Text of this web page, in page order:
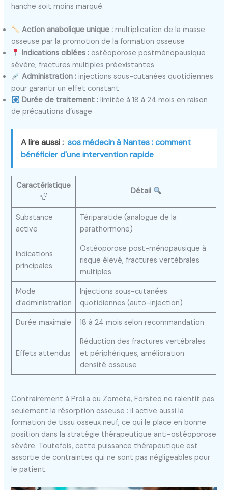
hanche soit moins marqué.
Action anabolique unique : multiplication de la masse
osseuse par la promotion de la formation osseuse
Indications ciblées : ostéoporose postménopausique
sévère, fractures multiples préexistantes
Administration : injections sous-cutanées quotidiennes
pour garantir un effet constant
Durée de traitement : limitée à 18 à 24 mois en raison
de précautions d’usage
A lire aussi : sos médecin à Nantes : comment
bénéficier d'une intervention rapide
Caractéristique
Détail
Substance
active
Tériparatide (analogue de la
parathormone)
Indications
principales
Ostéoporose post-ménopausique à
risque élevé, fractures vertébrales
multiples
Mode
d’administration
Injections sous-cutanées
quotidiennes (auto-injection)
Durée maximale
18 à 24 mois selon recommandation
Effets attendus
Réduction des fractures vertébrales
et périphériques, amélioration
densité osseuse
Contrairement à Prolia ou Zometa, Forsteo ne ralentit pas
seulement la résorption osseuse : il active aussi la
formation de tissu osseux neuf, ce qui le place en bonne
position dans la stratégie thérapeutique anti-ostéoporose
sévère. Toutefois, cette puissance thérapeutique est
assortie de contraintes qui ne sont pas négligeables pour
le patient.